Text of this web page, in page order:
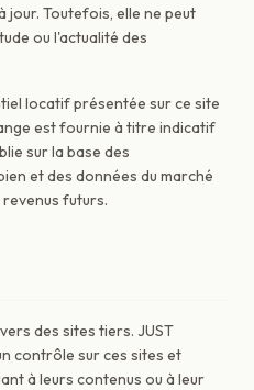
jour. Toutefois, elle ne peut
ou l'actualité des
locatif présentée sur ce site
est fournie à titre indicatif
sur la base des
et des données du marché
futurs.
des sites tiers. JUST
contrôle sur ces sites et
à leurs contenus ou à leur